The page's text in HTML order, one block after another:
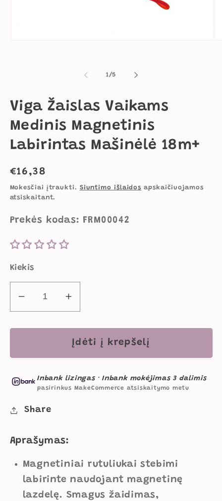
1/iš
5
Viga Žaislas Vaikams
Medinis Magnetinis
Labirintas Mašinėlė 18m+
Įprasta
kaina
€16,38
Mokesčiai įtraukti. Siuntimo išlaidos apskaičiuojamos
atsiskaitant.
Prekės kodas: FRM00042
Kiekis
Sumažinti
Viga
Žaislas
Medinis
Labirintas
18m+
Padidinti
Viga
Žaislas
Vaikams
Medinis
Labirintas
Įdėti į krepšelį
Inbank lizingas ·Inbank mokėjimas 3 dalimis
pasirinkus MakeCommerce atsiskaitymo metu
Share
Aprašymas:
Magnetiniai rutuliukai stebimi
labirinte naudojant magnetinę
lazdelę. Smagus žaidimas,